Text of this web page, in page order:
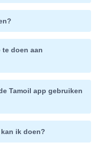
te doen aan
Tamoil app gebruiken
ik doen?